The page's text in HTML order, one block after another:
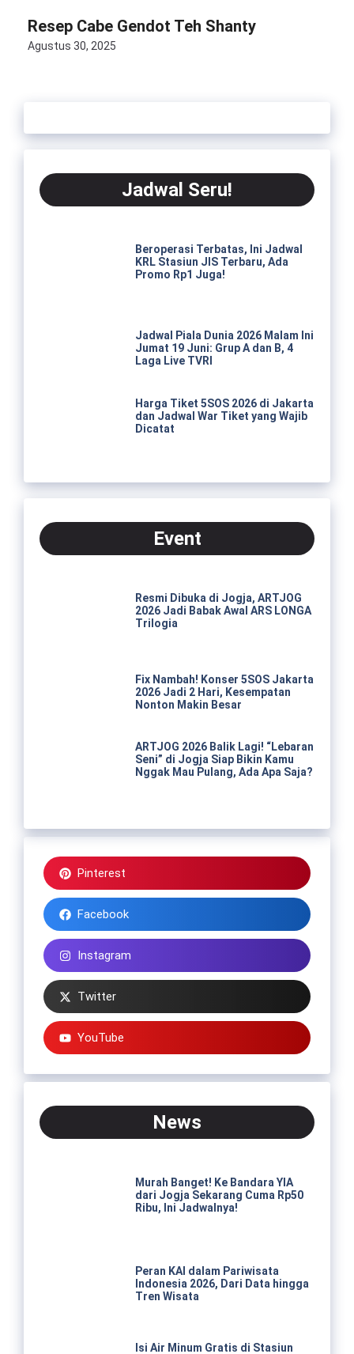
Resep Cabe Gendot Teh Shanty
Agustus 30, 2025
Jadwal Seru!
Beroperasi Terbatas, Ini Jadwal
KRL Stasiun JIS Terbaru, Ada
Promo Rp1 Juga!
Jadwal Piala Dunia 2026 Malam Ini
Jumat 19 Juni: Grup A dan B, 4
Laga Live TVRI
Harga Tiket 5SOS 2026 di Jakarta
dan Jadwal War Tiket yang Wajib
Dicatat
Event
Resmi Dibuka di Jogja, ARTJOG
2026 Jadi Babak Awal ARS LONGA
Trilogia
Fix Nambah! Konser 5SOS Jakarta
2026 Jadi 2 Hari, Kesempatan
Nonton Makin Besar
ARTJOG 2026 Balik Lagi! “Lebaran
Seni” di Jogja Siap Bikin Kamu
Nggak Mau Pulang, Ada Apa Saja?
Pinterest
Facebook
Instagram
Twitter
YouTube
News
Murah Banget! Ke Bandara YIA
dari Jogja Sekarang Cuma Rp50
Ribu, Ini Jadwalnya!
Peran KAI dalam Pariwisata
Indonesia 2026, Dari Data hingga
Tren Wisata
Isi Air Minum Gratis di Stasiun